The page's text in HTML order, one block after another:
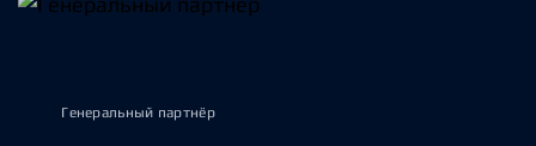
Генеральный партнёр